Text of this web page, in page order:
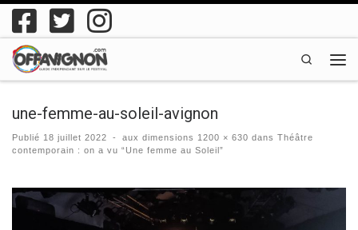
Passer au contenu
Search
une-femme-au-soleil-avignon
Publié 18 juillet 2022 - aux dimensions 1200 × 630 dans Théâtre
contemporain : on a vu “Une femme au Soleil”
Navigation des images